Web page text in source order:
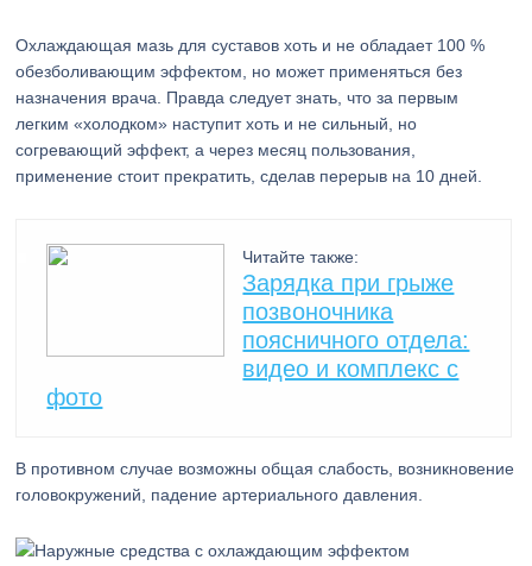
Охлаждающая мазь для суставов хоть и не обладает 100 %
обезболивающим эффектом, но может применяться без
назначения врача. Правда следует знать, что за первым
легким «холодком» наступит хоть и не сильный, но
согревающий эффект, а через месяц пользования,
применение стоит прекратить, сделав перерыв на 10 дней.
Читайте также:
Зарядка при грыже
позвоночника
поясничного отдела:
видео и комплекс с
фото
В противном случае возможны общая слабость, возникновение
головокружений, падение артериального давления.